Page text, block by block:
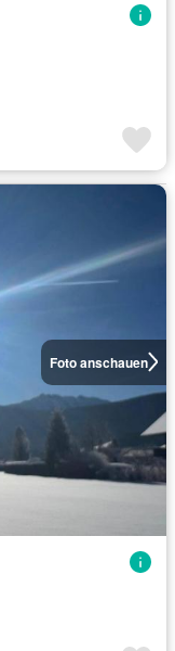
Foto anschauen